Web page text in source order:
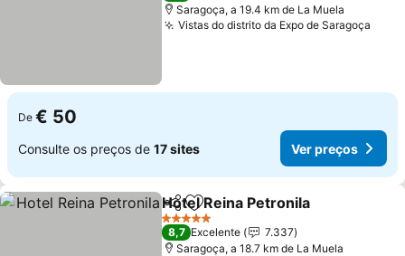
Saragoça, a 19.4 km de La Muela
Vistas do distrito da Expo de Saragoça
De € 50
Consulte os preços de 17 sites Ver preços
PartilharAdicionar aos favoritos
Hotel Reina Petronila
5 Estrelas
8,7 Excelente
7.337
Saragoça, a 18.7 km de La Muela